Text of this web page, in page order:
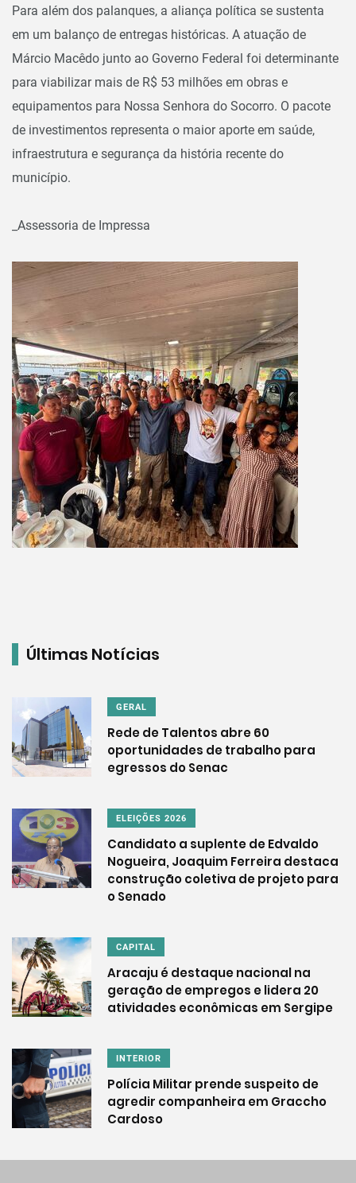
Para além dos palanques, a aliança política se sustenta
em um balanço de entregas históricas. A atuação de
Márcio Macêdo junto ao Governo Federal foi determinante
para viabilizar mais de R$ 53 milhões em obras e
equipamentos para Nossa Senhora do Socorro. O pacote
de investimentos representa o maior aporte em saúde,
infraestrutura e segurança da história recente do
município.
_Assessoria de Impressa
Últimas Notícias
GERAL
Rede de Talentos abre 60
oportunidades de trabalho para
egressos do Senac
ELEIÇÕES 2026
Candidato a suplente de Edvaldo
Nogueira, Joaquim Ferreira destaca
construção coletiva de projeto para
o Senado
CAPITAL
Aracaju é destaque nacional na
geração de empregos e lidera 20
atividades econômicas em Sergipe
INTERIOR
Polícia Militar prende suspeito de
agredir companheira em Graccho
Cardoso